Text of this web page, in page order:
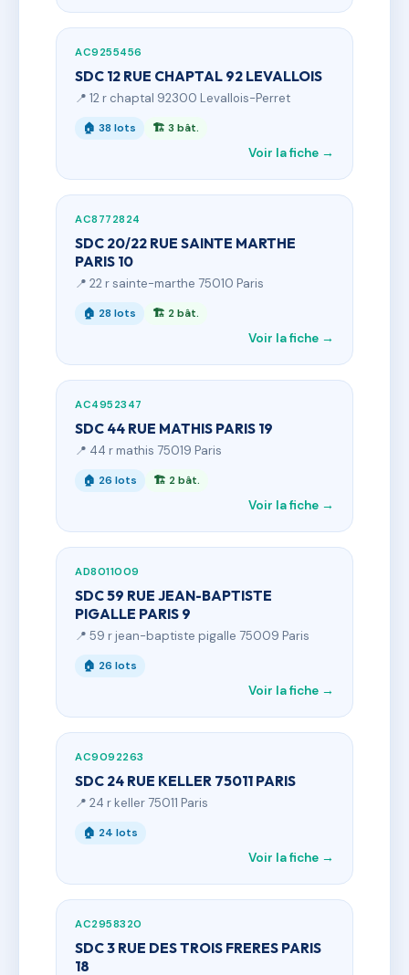
AC9255456
SDC 12 RUE CHAPTAL 92 LEVALLOIS
📍 12 r chaptal 92300 Levallois-Perret
🏠 38 lots 🏗 3 bât.
Voir la fiche →
AC8772824
SDC 20/22 RUE SAINTE MARTHE
PARIS 10
📍 22 r sainte-marthe 75010 Paris
🏠 28 lots 🏗 2 bât.
Voir la fiche →
AC4952347
SDC 44 RUE MATHIS PARIS 19
📍 44 r mathis 75019 Paris
🏠 26 lots 🏗 2 bât.
Voir la fiche →
AD8011009
SDC 59 RUE JEAN-BAPTISTE
PIGALLE PARIS 9
📍 59 r jean-baptiste pigalle 75009 Paris
🏠 26 lots
Voir la fiche →
AC9092263
SDC 24 RUE KELLER 75011 PARIS
📍 24 r keller 75011 Paris
🏠 24 lots
Voir la fiche →
AC2958320
SDC 3 RUE DES TROIS FRERES PARIS
18